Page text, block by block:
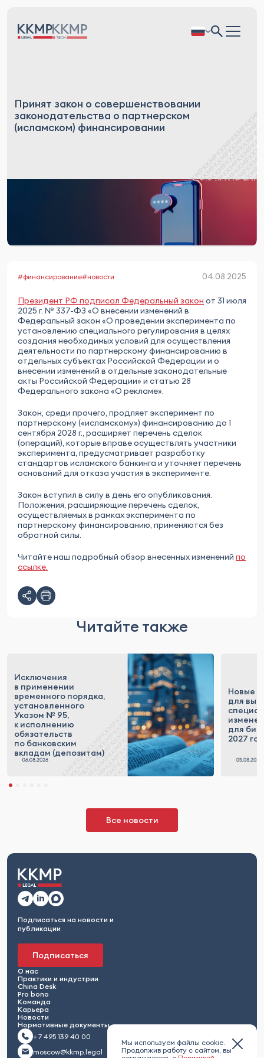
Принят закон о совершенствовании
законодательства о партнерском
(исламском) финансировании
#финансирование#новости 04.08.2025
Президент РФ подписал Федеральный закон от 31 июля
2025 г. № 337-ФЗ «О внесении изменений в
Федеральный закон «О проведении эксперимента по
установлению специального регулирования в целях
создания необходимых условий для осуществления
деятельности по партнерскому финансированию в
отдельных субъектах Российской Федерации и о
внесении изменений в отдельные законодательные
акты Российской Федерации» и статью 28
Федерального закона «О рекламе».
Закон, среди прочего, продляет эксперимент по
партнерскому («исламскому») финансированию до 1
сентября 2028 г., расширяет перечень сделок
(операций), которые вправе осуществлять участники
эксперимента, предусматривает разработку
стандартов исламского банкинга и уточняет перечень
оснований для отказа участия в эксперименте.
Закон вступил в силу в день его опубликования.
Положения, расширяющие перечень сделок,
осуществляемых в рамках эксперимента по
партнерскому финансированию, применяются без
обратной силы.
Читайте наш подробный обзор внесенных изменений по
ссылке.
Читайте также
Исключения
в применении
временного порядка,
установленного
Указом № 95,
к исполнению
обязательств
по банковским
вкладам (депозитам)
Новые
для
для
2027
Все новости
Мы используем файлы cookie.
Продолжив работу с сайтом, вы
Подписаться на новости и
публикации
Подписаться
О нас
Практики и индустрии
China Desk
Pro bono
Команда
Карьера
Новости
Нормативные документы
+ 7 495 139 40 00
moscow@kkmp.legal